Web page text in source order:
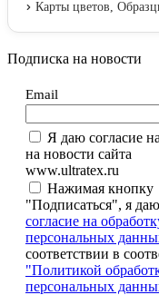
Карты цветов,
Подписка на новости
Email
Я даю согласие
на новости сайта
www.ultratex.ru
Нажимая кнопку
"Подписаться", я
согласие на
персональных
соответствии в
"Политикой
персональных